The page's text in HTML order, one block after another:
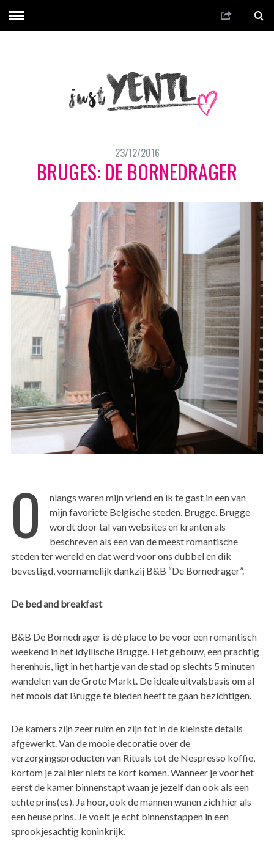
23/12/2016
BRUGES: DE BORNEDRAGER
O
nlangs waren mijn vriend en ik te gast in een van
mijn favoriete Belgische steden, Brugge. Brugge
wordt door tal van websites en kranten als
beschreven als een van de meest romantische
steden ter wereld en dat werd voor ons dubbel en dik
bevestigd, voornamelijk dankzij B&B “De Bornedrager”.
De bed and breakfast
B&B De Bornedrager is dé place to be voor een romantisch
weekend in het idyllische Brugge. Het gebouw, een prachtig
herenhuis, ligt in het hartje van de stad op slechts 5 minuten
wandelen van de Grote Markt. De ideale uitvalsbasis om al
het moois dat Brugge te bieden heeft te gaan bezichtigen.
De kamers zijn zeer ruim en zijn tot in de kleinste details
afgewerkt. Van de mooie decoratie over de
verzorgingsproducten van Rituals tot de Nespresso koffie,
kortom je zal hier niets te kort komen. Wanneer je voor het
eerst de kamer binnenstapt waan je jezelf dan ook als een
echte prins(es). Ja hoor, ook de mannen wanen zich hier als
een heuse prins. Je voelt je echt binnenstappen in een
sprookjesachtig koninkrijk.